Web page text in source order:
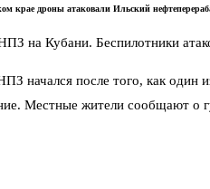
крае дроны атаковали Ильский
на Кубани. Беспилотники
начался после того, как один
Местные жители сообщают о